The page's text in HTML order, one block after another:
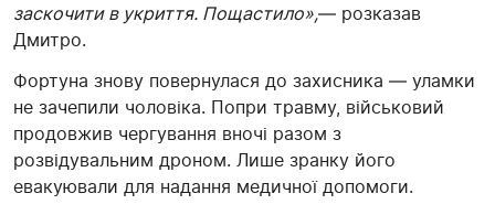
заскочити в укриття. Пощастило»,— розказав
Дмитро.
Фортуна знову повернулася до захисника — уламки
не зачепили чоловіка. Попри травму, військовий
продовжив чергування вночі разом з
розвідувальним дроном. Лише зранку його
евакуювали для надання медичної допомоги.